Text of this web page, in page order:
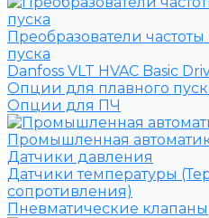
Преобразователи
пуска
Danfoss VLT HVAC Basic
Опции для плавного
Опции для ПЧ
Промышленная
Датчики давления
Датчики температуры
сопротивления)
Пневматические клапаны